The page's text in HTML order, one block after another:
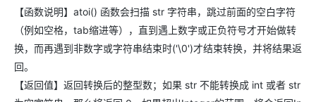
【函数说明】atoi() 函数会扫描 str 字符串，跳过前面的空白字符
（例如空格，tab缩进等），直到遇上数字或正负符号才开始做转
换，而再遇到非数字或字符串结束时('\0')才结束转换，并将结果返
回。
【返回值】返回转换后的整型数；如果 str 不能转换成 int 或者 str